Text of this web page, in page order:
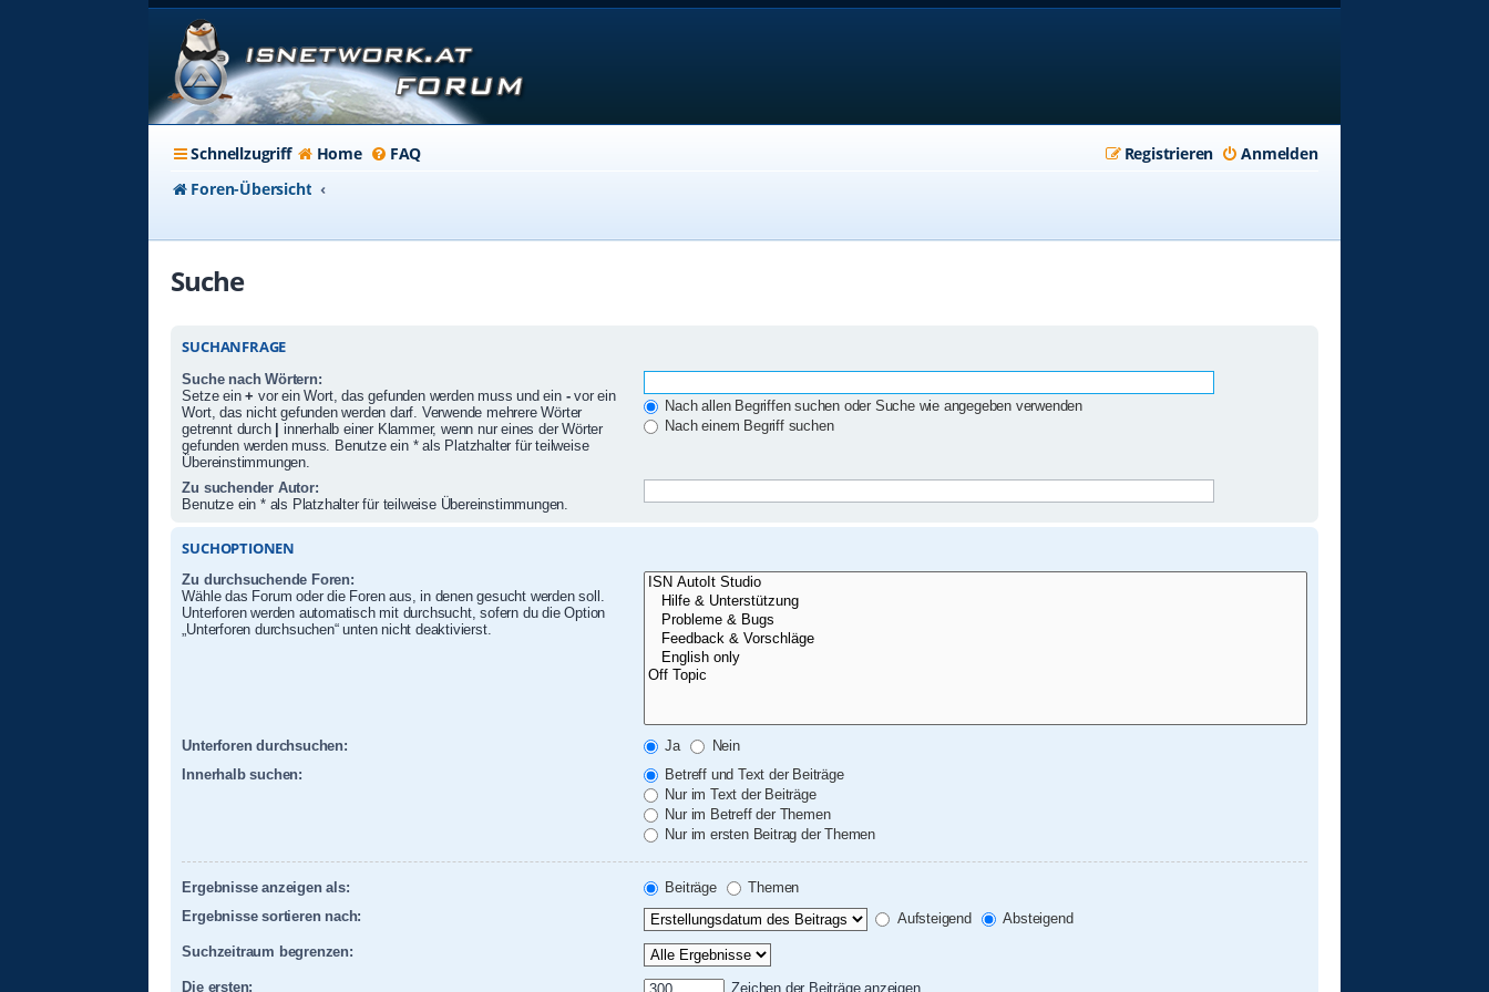
Schnellzugriff Home FAQ Anmelden
Registrieren
Foren-Übersicht
Suche
SUCHANFRAGE
Suche nach Wörtern:
Setze ein+ vor ein Wort, das gefunden werden muss und ein -vor ein
Wort, das nicht gefunden werden darf. Verwende mehrere Wörter
getrennt durch | innerhalb einer Klammer, wenn nur eines der Wörter
gefunden werden muss. Benutze ein * als Platzhalter für teilweise
Übereinstimmungen.
Nach allen Begriffen suchen oder Suche wie angegeben verwenden
Nach einem Begriff suchen
Zu suchender Autor:
Benutze ein * als Platzhalter für teilweise Übereinstimmungen.
SUCHOPTIONEN
Zu durchsuchende Foren:
Wähle das Forum oder die Foren aus, in denen gesucht werden soll.
Unterforen werden automatisch mit durchsucht, sofern du die Option
„Unterforen durchsuchen“ unten nicht deaktivierst.
Unterforen durchsuchen: Ja
Nein
Innerhalb suchen:
Betreff und Text der Beiträge
Nur im Text der Beiträge
Nur im Betreff der Themen
Nur im ersten Beitrag der Themen
Ergebnisse anzeigen als: Beiträge
Themen
Ergebnisse sortieren nach:
Aufsteigend Absteigend
Suchzeitraum begrenzen:
Die ersten: Zeichen der Beiträge anzeigen